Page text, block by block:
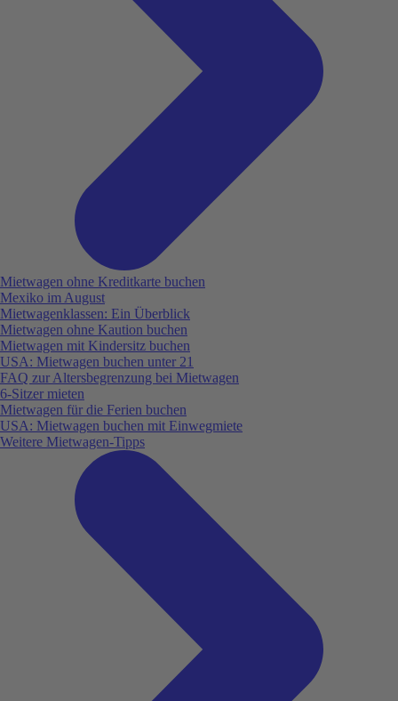
Mietwagen ohne Kreditkarte buchen
Mexiko im August
Mietwagenklassen: Ein Überblick
Mietwagen ohne Kaution buchen
Mietwagen mit Kindersitz buchen
USA: Mietwagen buchen unter 21
FAQ zur Altersbegrenzung bei Mietwagen
6-Sitzer mieten
Mietwagen für die Ferien buchen
USA: Mietwagen buchen mit Einwegmiete
Weitere Mietwagen-Tipps